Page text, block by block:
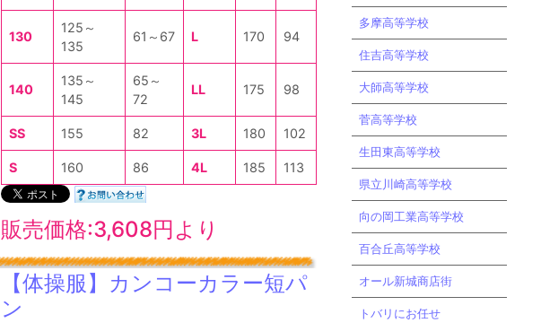
130
125～
135
61～67 L 170 94
140
135～
145
65～
72
LL 175 98
SS 155 82 3L 180 102
S 160 86 4L 185 113
販売価格:3,608円より
【体操服】カンコーカラー短パ
ン
多摩高等学校
住吉高等学校
大師高等学校
菅高等学校
生田東高等学校
県立川崎高等学校
向の岡工業高等学校
百合丘高等学校
オール新城商店街
トバリにお任せ